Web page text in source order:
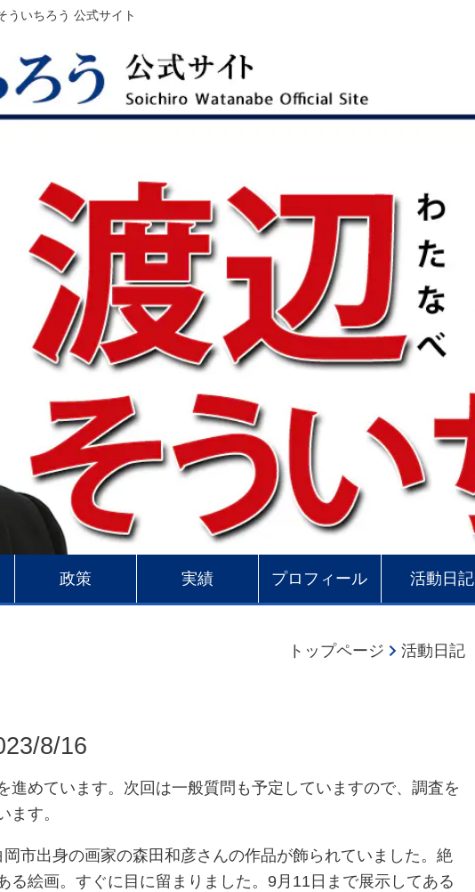
ういちろう 公式サイト
政策 実績 プロフィール 活動日記
トップページ 活動日記
8/16
進めています。次回は一般質問も予定していますので、調査を
ます。
市出身の画家の森田和彦さんの作品が飾られていました。絶
絵画。すぐに目に留まりました。 9月 11日まで展示してある